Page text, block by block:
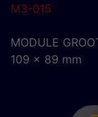
M3-015
MODULE
109 x 89 mm